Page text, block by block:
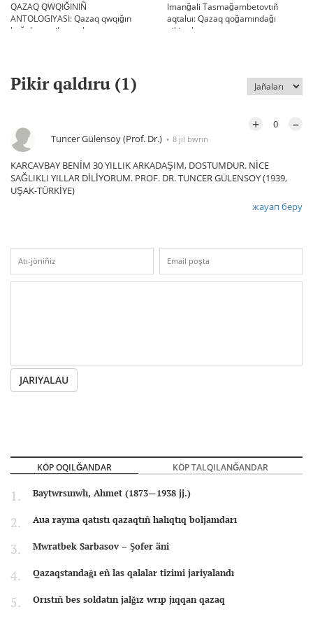
QAZAQ QWQIĞINIÑ
ANTOLOGIYASI: Qazaq qwqığın
bağalau tarihı turalı
Imanğali Tasmağambetovtıñ
aqtaluı: Qazaq qoğamındağı
pikirtalastar
Pikir qaldıru (1)
Tuncer Gülensoy (Prof. Dr.) 8 jıl bwrın
+ 0 –
KARCAVBAY BENİM 30 YILLIK ARKADAŞIM, DOSTUMDUR. NİCE
SAĞLIKLI YILLAR DİLİYORUM. PROF. DR. TUNCER GÜLENSOY (1939,
UŞAK-TÜRKİYE)
жауап беру
JARIYALAU
KÖP OQILĞANDAR KÖP TALQILANĞANDAR
Baytwrsınwlı, Ahmet (1873—1938 jj.)
Aua rayına qatıstı qazaqtıñ halıqtıq boljamdarı
Mwratbek Sarbasov – Şofer äni
Qazaqstandağı eñ las qalalar tizimi jariyalandı
Orıstıñ bes soldatın jalğız wrıp jıqqan qazaq